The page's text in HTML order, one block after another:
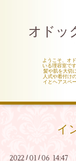
オド
ようこそ、オ
いる理容室で
髪や肌を大切
人式や着付け
イとヘアスペ
イ
2022 / 01 /06 14:47